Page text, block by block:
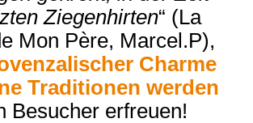
Ziegenhirten“ (La
Mon Père, Marcel.P),
Charme
Traditionen werden
Besucher erfreuen!